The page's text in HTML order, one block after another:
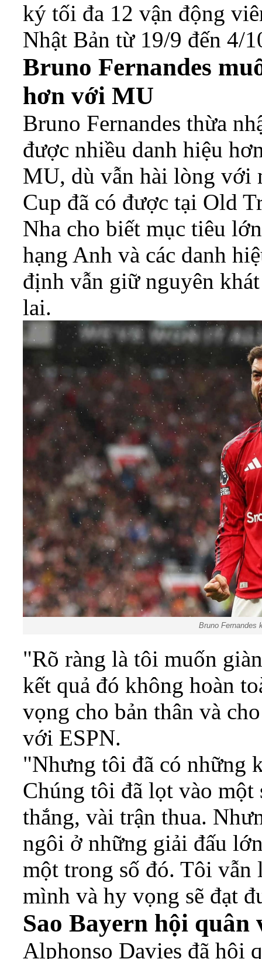
ký tối đa 12 vận động
Nhật Bản từ 19/9 đến 4/
Bruno Fernandes
hơn với MU
Bruno Fernandes thừa
được nhiều danh hiệu
MU, dù vẫn hài lòng với
Cup đã có được tại Old
Nha cho biết mục tiêu
hạng Anh và các danh
định vẫn giữ nguyên
lai.
Bruno Fernandes
"Rõ ràng là tôi muốn
kết quả đó không hoàn
vọng cho bản thân và
với ESPN.
"Nhưng tôi đã có những
Chúng tôi đã lọt vào một
thắng, vài trận thua.
ngôi ở những giải đấu
một trong số đó. Tôi
mình và hy vọng sẽ đạt
Sao Bayern hội
Alphonso Davies đã hội